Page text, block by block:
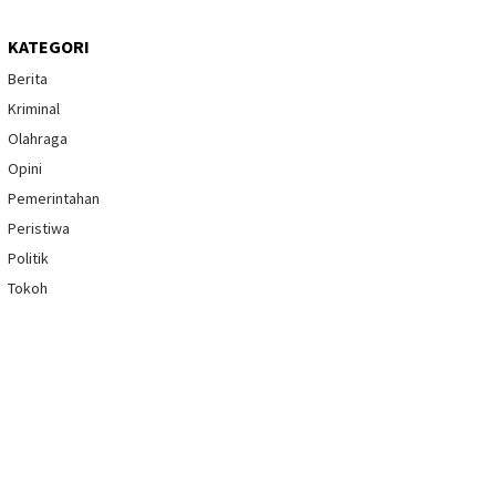
KATEGORI
Berita
Kriminal
Olahraga
Opini
Pemerintahan
Peristiwa
Politik
Tokoh